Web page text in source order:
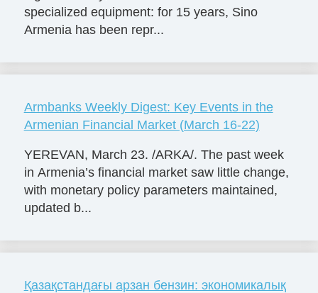
specialized equipment: for 15 years, Sino
Armenia has been repr...
Armbanks Weekly Digest: Key Events in the
Armenian Financial Market (March 16-22)
YEREVAN, March 23. /ARKA/. The past week
in Armenia’s financial market saw little change,
with monetary policy parameters maintained,
updated b...
Қазақстандағы арзан бензин: экономикалық